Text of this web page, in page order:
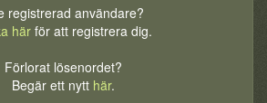
registrerad användare?
härför att registrera dig.
Förlorat lösenordet?
Begär ett nytt här.